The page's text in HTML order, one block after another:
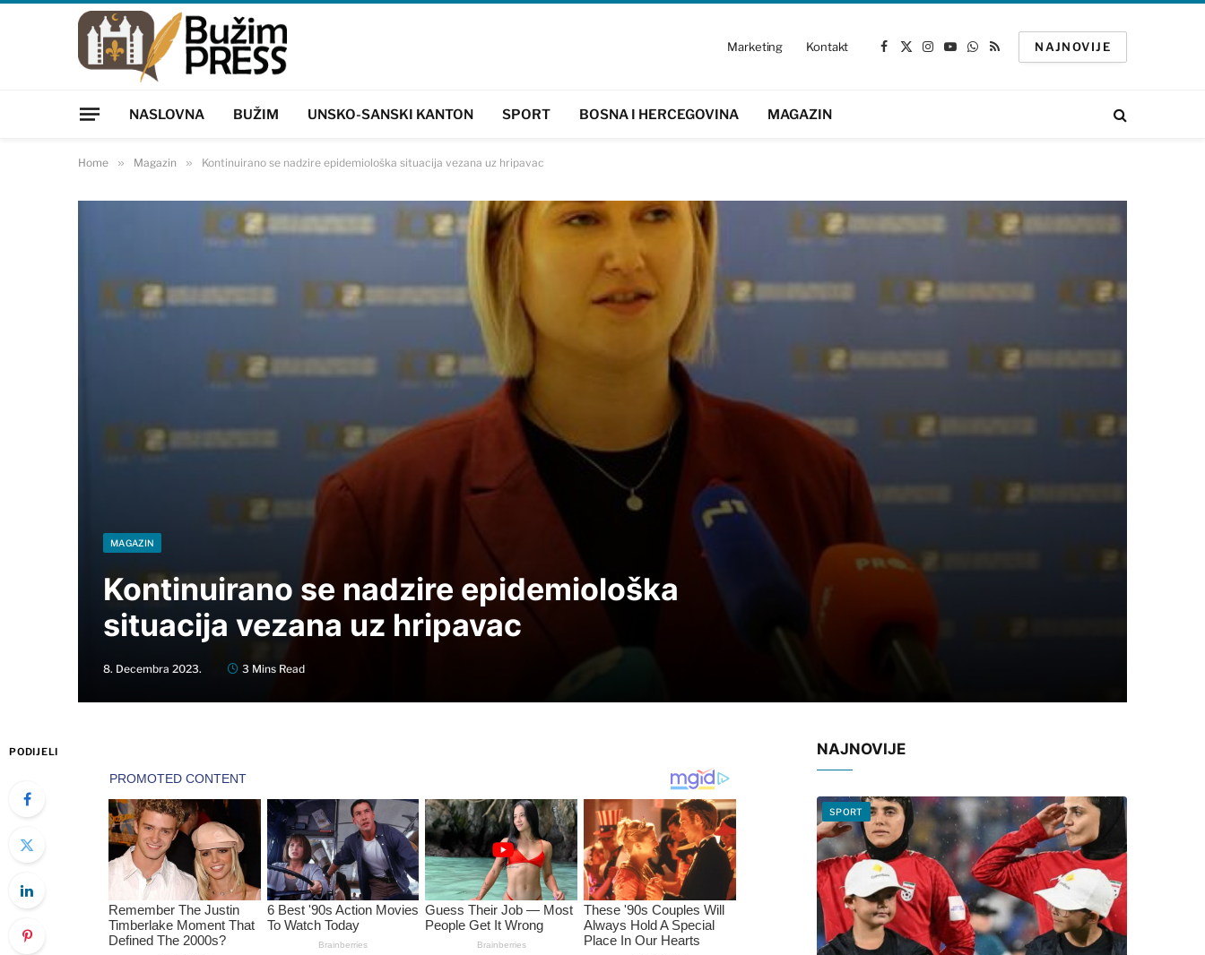
Marketing Kontakt
Facebook
X
Instagram
YouTube
WhatsApp
RSS
NAJNOVIJE
NASLOVNA BUŽIM UNSKO-SANSKI KANTON SPORT BOSNA I HERCEGOVINA MAGAZIN
Home » Magazin » Kontinuirano se nadzire epidemiološka situacija vezana uz hripavac
MAGAZIN
Kontinuirano se nadzire epidemiološka
situacija vezana uz hripavac
8. Decembra 2023. 3 Mins Read
PODIJELI NAJNOVIJE
SPORT